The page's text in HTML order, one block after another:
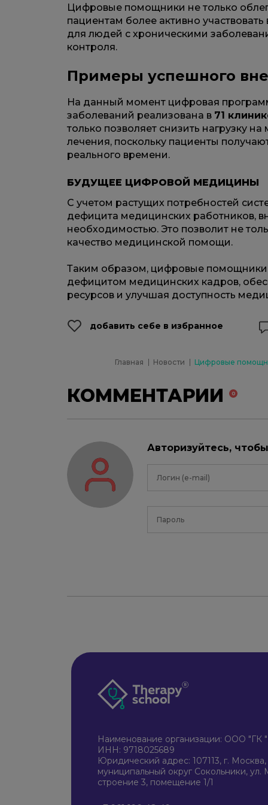
Цифровые помощники не только
пациентам более активно
для людей с хроническими
контроля.
Примеры успешного
На данный момент цифровая
заболеваний реализована в 71
только позволяет снизить нагрузку
лечения, поскольку пациенты
реального времени.
БУДУЩЕЕ ЦИФРОВОЙ МЕДИЦИНЫ
С учетом растущих потребностей
дефицита медицинских работников,
необходимостью. Это позволит не
качество медицинской помощи.
Таким образом, цифровые помощники
дефицитом медицинских кадров,
ресурсов и улучшая доступность
добавить себе в избранное
Главная Новости Цифровые
КОММЕНТАРИИ 0
Авторизуйтесь,
Наименование организации: ООО
ИНН: 9718025689
Юридический адрес: 107113, г. Москва,
муниципальный округ Сокольники, ул.
строение 3, помещение 1/1